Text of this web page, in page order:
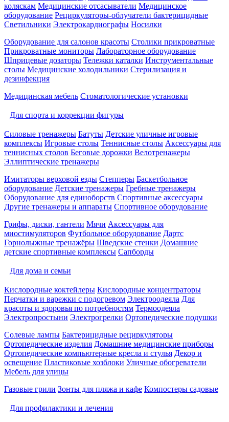
коляскам Медицинские отсасыватели Медицинское
оборудование Рециркуляторы-облучатели бактерицидные
Светильники Электрокардиографы Носилки
Оборудование для салонов красоты Столики прикроватные
Прикроватные мониторы Лабораторное оборудование
Шприцевые дозаторы Тележки каталки Инструментальные
столы Медицинские холодильники Стерилизация и
дезинфекция
Медицинская мебель Стоматологические установки
Для спорта и коррекции фигуры
Силовые тренажеры Батуты Детские уличные игровые
комплексы Игровые столы Теннисные столы Аксессуары для
теннисных столов Беговые дорожки Велотренажеры
Эллиптические тренажеры
Имитаторы верховой езды Степперы Баскетбольное
оборудование Детские тренажеры Гребные тренажеры
Оборудование для единоборств Спортивные аксессуары
Другие тренажеры и аппараты Спортивное оборудование
Грифы, диски, гантели Мячи Аксессуары для
миостимуляторов Футбольное оборудование Дартс
Горнолыжные тренажёры Шведские стенки Домашние
детские спортивные комплексы Сапборды
Для дома и семьи
Кислородные коктейлеры Кислородные концентраторы
Перчатки и варежки с подогревом Электроодеяла Для
красоты и здоровья по потребностям Термоодеяла
Электропростыни Электрогрелки Ортопедические подушки
Солевые лампы Бактерицидные рециркуляторы
Ортопедические изделия Домашние медицинские приборы
Ортопедические компьютерные кресла и стулья Декор и
освещение Пластиковые хозблоки Уличные обогреватели
Мебель для улицы
Газовые грили Зонты для пляжа и кафе Компостеры садовые
Для профилактики и лечения